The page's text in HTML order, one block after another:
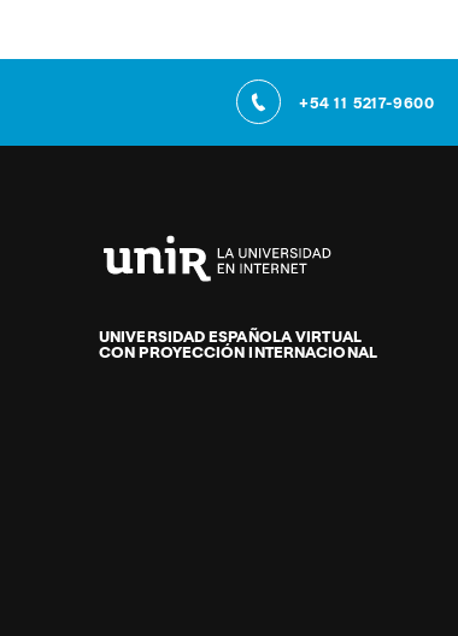
+54 11 5217-9600
de
La
UNIVERSIDAD ESPAÑOLA VIRTUAL
CON PROYECCIÓN INTERNACIONAL